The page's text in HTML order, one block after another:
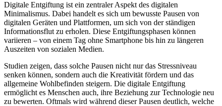
Digitale Entgiftung ist ein zentraler Aspekt des digitalen
Minimalismus. Dabei handelt es sich um bewusste Pausen von
digitalen Geräten und Plattformen, um sich von der ständigen
Informationsflut zu erholen. Diese Entgiftungsphasen können
variieren – von einem Tag ohne Smartphone bis hin zu längeren
Auszeiten von sozialen Medien.
Studien zeigen, dass solche Pausen nicht nur das Stressniveau
senken können, sondern auch die Kreativität fördern und das
allgemeine Wohlbefinden steigern. Die digitale Entgiftung
ermöglicht es Menschen auch, ihre Beziehung zur Technologie neu
zu bewerten. Oftmals wird während dieser Pausen deutlich, welche